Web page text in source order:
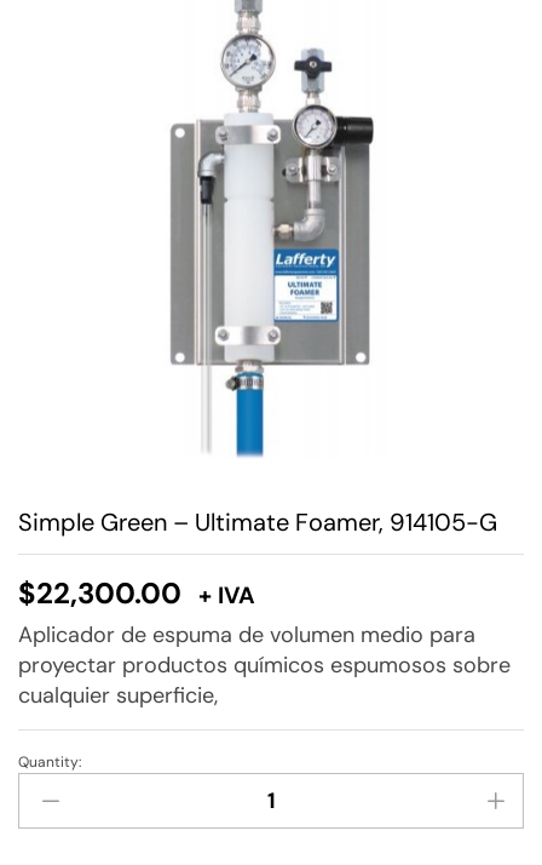
Simple Green – Ultimate Foamer, 914105-G
$22,300.00 + IVA
Aplicador de espuma de volumen medio para
proyectar productos químicos espumosos sobre
cualquier superficie,
Simple
Green
-
Quantity: